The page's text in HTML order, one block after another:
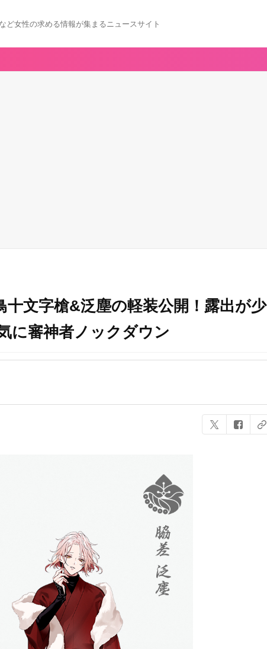
ど女性の求める情報が集まるニュースサイト
十文字槍&泛塵の軽装公開！露出が少
に審神者ノックダウン